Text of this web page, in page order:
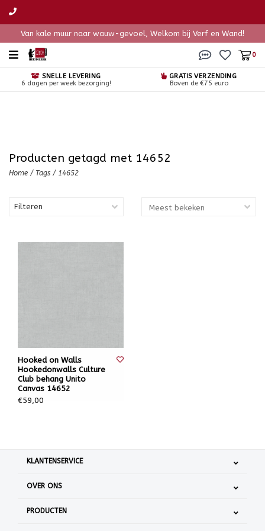
Van kale muur naar wauw-gevoel, Welkom bij Verf en Wand!
0
SNELLE LEVERING
6 dagen per week bezorging!
GRATIS VERZENDING
Boven de €75 euro
Producten getagd met 14652
Home / Tags / 14652
Filteren
Hooked on Walls
Hookedonwalls Culture
Club behang Unito
Canvas 14652
€59,00
KLANTENSERVICE
OVER ONS
PRODUCTEN